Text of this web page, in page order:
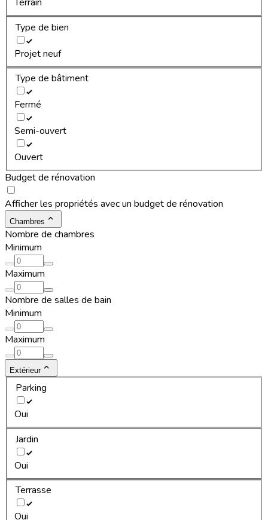
Type de bien
Projet neuf
Type de bâtiment
Fermé
Semi-ouvert
Ouvert
Budget de rénovation
Afficher les propriétés avec un budget de rénovation
Chambres
Nombre de chambres
Minimum
Maximum
Nombre de salles de bain
Minimum
Maximum
Extérieur
Parking
Oui
Jardin
Oui
Terrasse
Oui